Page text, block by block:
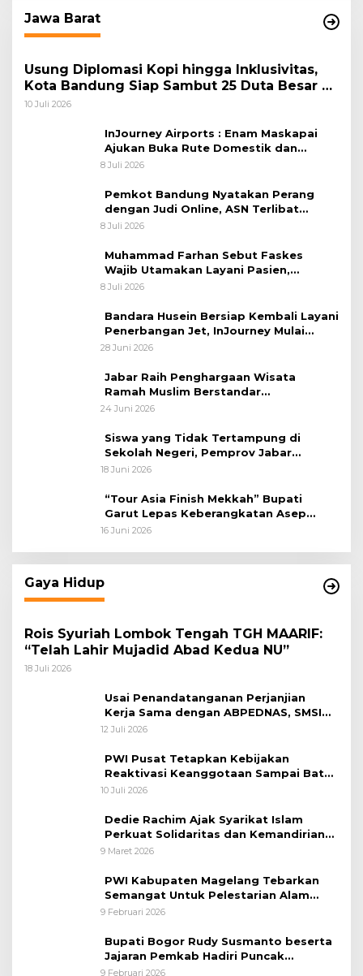
Jawa Barat
Usung Diplomasi Kopi hingga Inklusivitas,
Kota Bandung Siap Sambut 25 Duta Besar di
Festival Asia Afrika 2026
10 Juli 2026
InJourney Airports : Enam Maskapai
Ajukan Buka Rute Domestik dan
Internasional dari Bandara Husein
8 Juli 2026
Pemkot Bandung Nyatakan Perang
dengan Judi Online, ASN Terlibat
Terancam Dipecat Tidak Hormat
8 Juli 2026
Muhammad Farhan Sebut Faskes
Wajib Utamakan Layani Pasien,
Penolakan akan Berujung Sanksi Tegas
8 Juli 2026
Bandara Husein Bersiap Kembali Layani
Penerbangan Jet, InJourney Mulai
Tahap Optimalisasi
28 Juni 2026
Jabar Raih Penghargaan Wisata
Ramah Muslim Berstandar
Internasional
24 Juni 2026
Siswa yang Tidak Tertampung di
Sekolah Negeri, Pemprov Jabar
Siapkan Bantuan Dana Pendidikan
18 Juni 2026
“Tour Asia Finish Mekkah” Bupati
Garut Lepas Keberangkatan Asep
Akung
16 Juni 2026
Gaya Hidup
Rois Syuriah Lombok Tengah TGH MAARIF:
“Telah Lahir Mujadid Abad Kedua NU”
18 Juli 2026
Usai Penandatanganan Perjanjian
Kerja Sama dengan ABPEDNAS, SMSI
Bergerak Bentuk Pokja News Room
12 Juli 2026
PWI Pusat Tetapkan Kebijakan
Reaktivasi Keanggotaan Sampai Batas
31 Desember 2026
10 Juli 2026
Dedie Rachim Ajak Syarikat Islam
Perkuat Solidaritas dan Kemandirian
Ekonomi
9 Maret 2026
PWI Kabupaten Magelang Tebarkan
Semangat Untuk Pelestarian Alam
Melalui Tanam Pohon dan Melepas
9 Februari 2026
Bupati Bogor Rudy Susmanto beserta
Jajaran Pemkab Hadiri Puncak
Peringatan HPN 2026 di Graha
9 Februari 2026